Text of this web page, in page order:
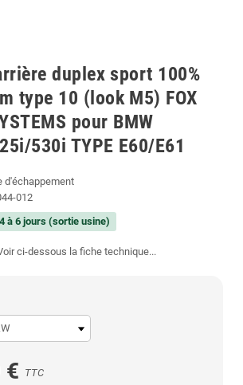
duplex sport 100%
type 10 (look M5) FOX
pour BMW
530i TYPE E60/E61
d'échappement
012
à 6 jours (sortie usine)
ci-dessous la fiche technique...
€ TTC